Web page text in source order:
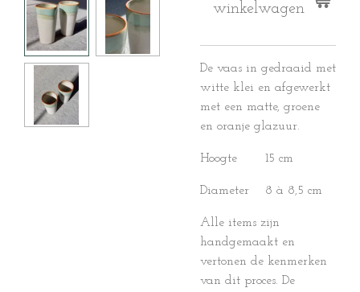
winkelwagen
De vaas in gedraaid met
witte klei en afgewerkt
met een matte, groene
en oranje glazuur.
Hoogte 15 cm
Diameter 8 à 8,5 cm
Alle items zijn
handgemaakt en
vertonen de kenmerken
van dit proces. De